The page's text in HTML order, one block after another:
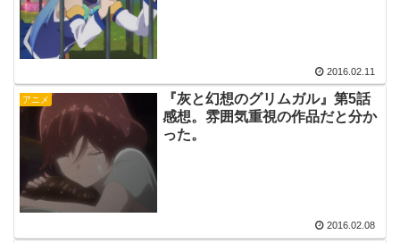
2016.02.11
アニメ
『灰と幻想のグリムガル』第5話
感想。雰囲気重視の作品だと分か
った。
2016.02.08